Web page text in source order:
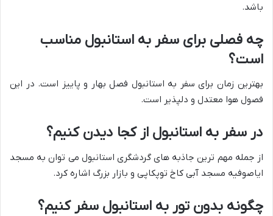
باشد.
چه فصلی برای سفر به استانبول مناسب
است؟
بهترین زمان برای سفر به استانبول فصل بهار و پاییز است. در این
فصول هوا معتدل و دلپذیر است.
در سفر به استانبول از کجا دیدن کنیم؟
از جمله مهم ترین جاذبه های گردشگری استانبول می توان به مسجد
ایاصوفیه مسجد آبی کاخ توپکاپی و بازار بزرگ اشاره کرد.
چگونه بدون تور به استانبول سفر کنیم؟